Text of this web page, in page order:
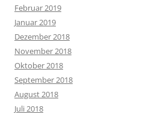
Februar 2019
Januar 2019
Dezember 2018
November 2018
Oktober 2018
September 2018
August 2018
Juli 2018